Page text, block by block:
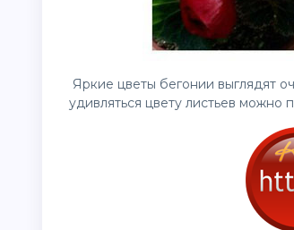
Яркие цветы бегонии выглядят
удивляться цвету листьев можно